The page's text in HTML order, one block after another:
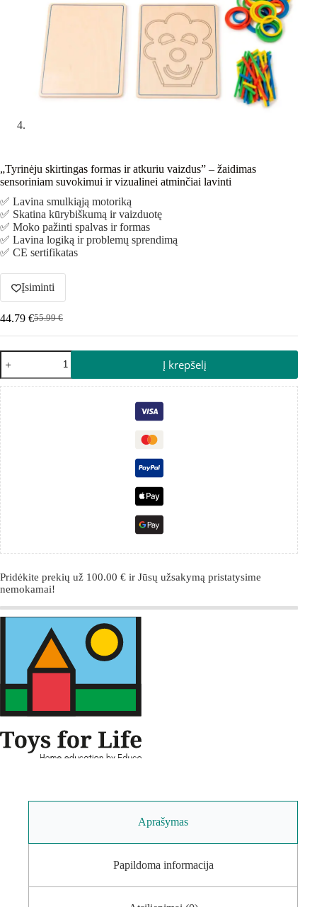
„Tyrinėju skirtingas formas ir atkuriu vaizdus” – žaidimas
sensoriniam suvokimui ir vizualinei atminčiai lavinti
✅ Lavina smulkiąją motoriką
✅ Skatina kūrybiškumą ir vaizduotę
✅ Moko pažinti spalvas ir formas
✅ Lavina logiką ir problemų sprendimą
✅ CE sertifikatas
Įsiminti
55.99€
44.79 €
Į krepšelį
Pridėkite prekių už 100.00 € ir Jūsų užsakymą pristatysime
nemokamai!
Aprašymas
Papildoma informacija